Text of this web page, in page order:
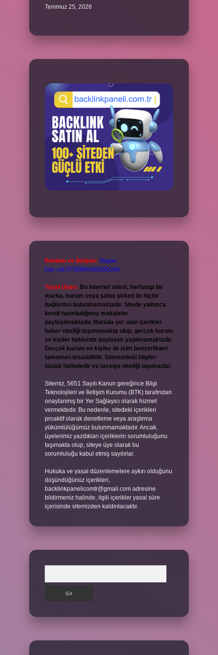
Temmuz 25, 2026
Reklam ve İletişim: Skype:
live:.cid.575569c608265c69
Yasal Uyarı: Bu internet sitesi, herhangi bir
marka, kurum veya şahıs şirketi ile hiçbir
bağlantısı bulunmamaktadır. Sitede yalnızca
kendi hazırladığımız makaleler
paylaşılmaktadır. Burada yer alan içerikler
haber niteliği taşımamakta olup, gerçek kurum
ve kişiler hakkında paylaşım yapılmamaktadır.
Gerçek kurum ve kişiler ile isim benzerlikleri
tamamen tesadüfidir. Sitemizdeki bilgiler
taslak halindedir ve tavsiye niteliği taşımazlar.
Sitemiz, 5651 Sayılı Kanun gereğince Bilgi
Teknolojileri ve İletişim Kurumu (BTK) tarafından
onaylanmış bir Yer Sağlayıcı olarak hizmet
vermektedir. Bu nedenle, sitedeki içerikleri
proaktif olarak denetleme veya araştırma
yükümlülüğümüz bulunmamaktadır. Ancak,
üyelerimiz yazdıkları içeriklerin sorumluluğunu
taşımakta olup, siteye üye olarak bu
sorumluluğu kabul etmiş sayılırlar.
Hukuka ve yasal düzenlemelere aykırı olduğunu
düşündüğünüz içerikleri,
backlinkpanelicomtr@gmail.com adresine
bildirmeniz halinde, ilgili içerikler yasal süre
içerisinde sitemizden kaldırılacaktır.